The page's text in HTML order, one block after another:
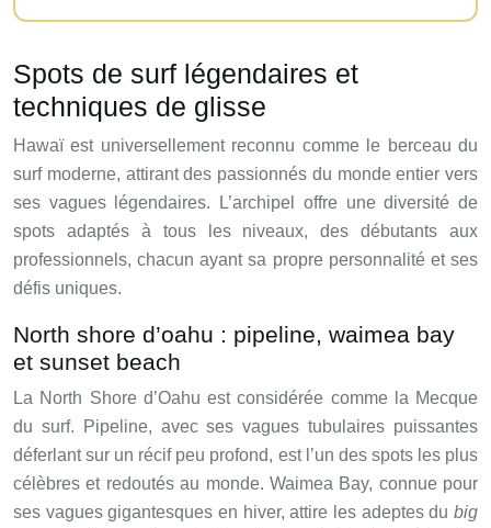
Spots de surf légendaires et
techniques de glisse
Hawaï est universellement reconnu comme le berceau du
surf moderne, attirant des passionnés du monde entier vers
ses vagues légendaires. L’archipel offre une diversité de
spots adaptés à tous les niveaux, des débutants aux
professionnels, chacun ayant sa propre personnalité et ses
défis uniques.
North shore d’oahu : pipeline, waimea bay
et sunset beach
La North Shore d’Oahu est considérée comme la Mecque
du surf. Pipeline, avec ses vagues tubulaires puissantes
déferlant sur un récif peu profond, est l’un des spots les plus
célèbres et redoutés au monde. Waimea Bay, connue pour
ses vagues gigantesques en hiver, attire les adeptes du big